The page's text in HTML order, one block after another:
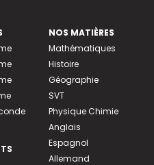
NOS MATIÈRES
Mathématiques
Histoire
Géographie
SVT
Physique Chimie
Anglais
Espagnol
Allemand